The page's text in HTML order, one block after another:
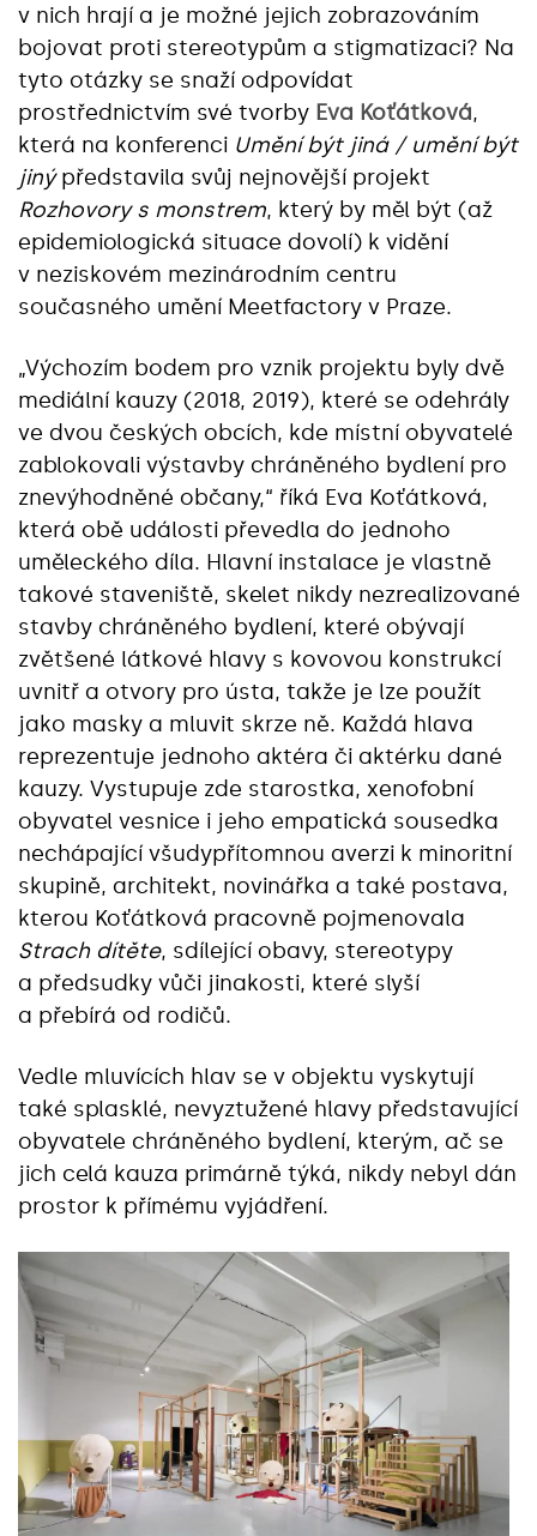
v nich hrají a je možné jejich zobrazováním
bojovat proti stereotypům a stigmatizaci? Na
tyto otázky se snaží odpovídat
prostřednictvím své tvorby Eva Koťátková,
která na konferenci Umění být jiná / umění být
jinýpředstavila svůj nejnovější projekt
Rozhovory s monstrem, který by měl být (až
epidemiologická situace dovolí) k vidění
v neziskovém mezinárodním centru
současného umění Meetfactory v Praze.
„Výchozím bodem pro vznik projektu byly dvě
mediální kauzy (2018, 2019), které se odehrály
ve dvou českých obcích, kde místní obyvatelé
zablokovali výstavby chráněného bydlení pro
znevýhodněné občany,“ říká Eva Koťátková,
která obě události převedla do jednoho
uměleckého díla. Hlavní instalace je vlastně
takové staveniště, skelet nikdy nezrealizované
stavby chráněného bydlení, které obývají
zvětšené látkové hlavy s kovovou konstrukcí
uvnitř a otvory pro ústa, takže je lze použít
jako masky a mluvit skrze ně. Každá hlava
reprezentuje jednoho aktéra či aktérku dané
kauzy. Vystupuje zde starostka, xenofobní
obyvatel vesnice i jeho empatická sousedka
nechápající všudypřítomnou averzi k minoritní
skupině, architekt, novinářka a také postava,
kterou Koťátková pracovně pojmenovala
Strach dítěte, sdílející obavy, stereotypy
a předsudky vůči jinakosti, které slyší
a přebírá od rodičů.
Vedle mluvících hlav se v objektu vyskytují
také splasklé, nevyztužené hlavy představující
obyvatele chráněného bydlení, kterým, ač se
jich celá kauza primárně týká, nikdy nebyl dán
prostor k přímému vyjádření.